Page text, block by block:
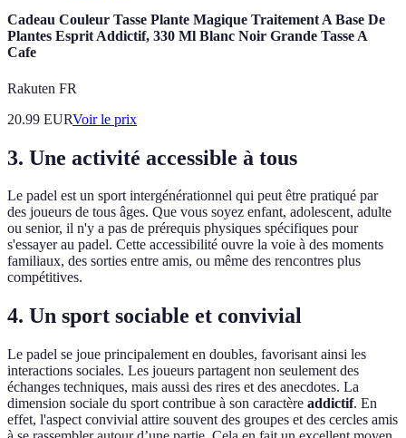
Cadeau Couleur Tasse Plante Magique Traitement A Base De
Plantes Esprit Addictif, 330 Ml Blanc Noir Grande Tasse A
Cafe
Rakuten FR
20.99 EURVoir le prix
3. Une activité accessible à tous
Le padel est un sport intergénérationnel qui peut être pratiqué par
des joueurs de tous âges. Que vous soyez enfant, adolescent, adulte
ou senior, il n'y a pas de prérequis physiques spécifiques pour
s'essayer au padel. Cette accessibilité ouvre la voie à des moments
familiaux, des sorties entre amis, ou même des rencontres plus
compétitives.
4. Un sport sociable et convivial
Le padel se joue principalement en doubles, favorisant ainsi les
interactions sociales. Les joueurs partagent non seulement des
échanges techniques, mais aussi des rires et des anecdotes. La
dimension sociale du sport contribue à son caractère addictif. En
effet, l'aspect convivial attire souvent des groupes et des cercles amis